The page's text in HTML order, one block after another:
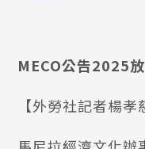
MECO公告2025
【外勞社記者楊